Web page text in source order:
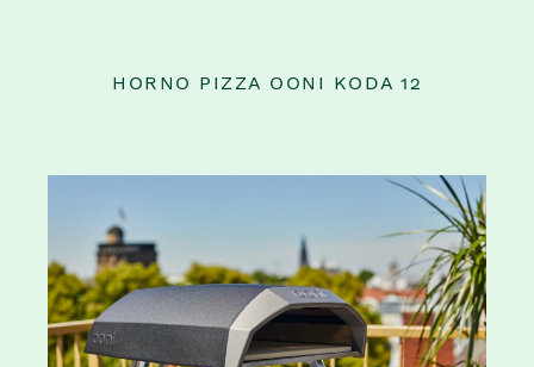
CAFÉ, TÉ Y CHOCOLATE
HORNO PIZZA OONI KODA 12